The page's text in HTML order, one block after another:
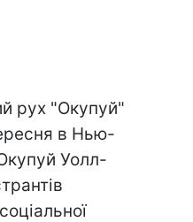
рух "Окупуй"
в Нью-
Уолл-